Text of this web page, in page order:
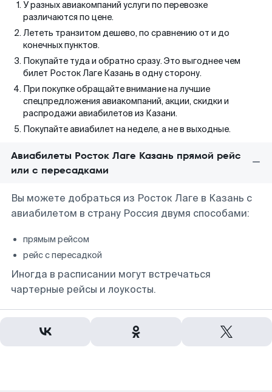
У разных авиакомпаний услуги по перевозке
различаются по цене.
Лететь транзитом дешево, по сравнению от и до
конечных пунктов.
Покупайте туда и обратно сразу. Это выгоднее чем
билет Росток Лаге Казань в одну сторону.
При покупке обращайте внимание на лучшие
спецпредложения авиакомпаний, акции, скидки и
распродажи авиабилетов из Казани.
Покупайте авиабилет на неделе, а не в выходные.
Авиабилеты Росток Лаге Казань прямой рейс
или с пересадками
Вы можете добраться из Росток Лаге в Казань с
авиабилетом в страну Россия двумя способами:
прямым рейсом
рейс с пересадкой
Иногда в расписании могут встречаться
чартерные рейсы и лоукосты.